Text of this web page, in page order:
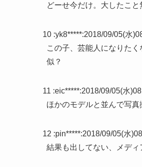
どーせ今だけ。大したこ
10 :yk8*****:2018/09/05(水
この子、芸能人になりた
似？
11 :eic*****:2018/09/05(水
ほかのモデルと並んで写
12 :pin*****:2018/09/05(水
結果も出してない、メディ